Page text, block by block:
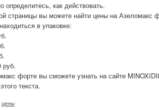
определитесь, как действовать.
страницы вы можете найти цены на Азеломакс
в упаковке:
руб.
форте вы сможете узнать на сайте
текста.
цены